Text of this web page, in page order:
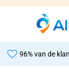
96% van de